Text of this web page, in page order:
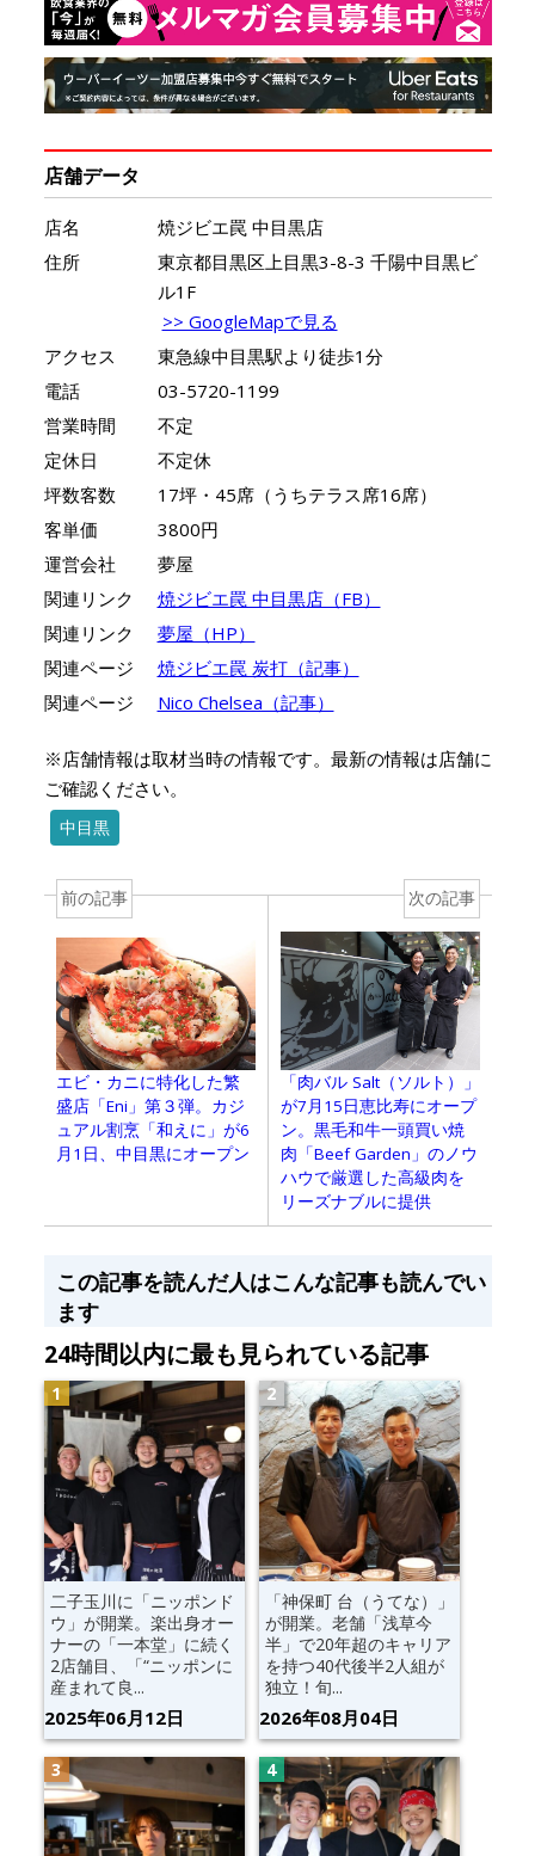
店舗データ
店名
焼ジビエ罠 中目黒店
住所
東京都目黒区上目黒3-8-3 千陽中目黒ビ
ル1F
>> GoogleMapで見る
アクセス
東急線中目黒駅より徒歩1分
電話
03-5720-1199
営業時間
不定
定休日
不定休
坪数客数
17坪・45席（うちテラス席16席）
客単価
3800円
運営会社
夢屋
関連リンク
焼ジビエ罠 中目黒店（FB）
関連リンク
夢屋（HP）
関連ページ
焼ジビエ罠 炭打（記事）
関連ページ
Nico Chelsea（記事）
※店舗情報は取材当時の情報です。最新の情報は店舗に
ご確認ください。
中目黒
前の記事
エビ・カニに特化した繁
盛店「Eni」第３弾。カジ
ュアル割烹「和えに」が6
月1日、中目黒にオープン
次の記事
「肉バル Salt（ソルト）」
が7月15日恵比寿にオープ
ン。黒毛和牛一頭買い焼
肉「Beef Garden」のノウ
ハウで厳選した高級肉を
リーズナブルに提供
この記事を読んだ人はこんな記事も読んでい
ます
24時間以内に最も見られている記事
二子玉川に「ニッポンド
ウ」が開業。楽出身オー
ナーの「一本堂」に続く
2店舗目、「“ニッポンに
産まれて良...
2025年06月12日
「神保町 台（うてな）」
が開業。老舗「浅草今
半」で20年超のキャリア
を持つ40代後半2人組が
独立！旬...
2026年08月04日